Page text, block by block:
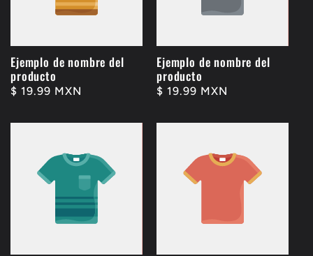
Ejemplo de nombre del
producto
Precio
$ 19.99 MXN
Ejemplo de nombre del
producto
Precio
$ 19.99 MXN